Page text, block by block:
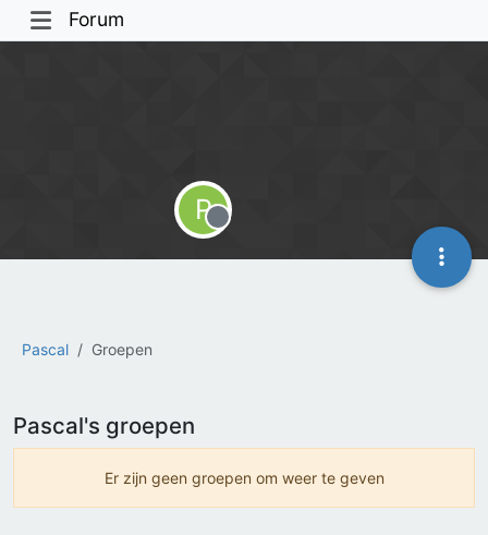
Forum
Pascal Groepen
P
Offline
Pascal's groepen
Er zijn geen groepen om weer te geven